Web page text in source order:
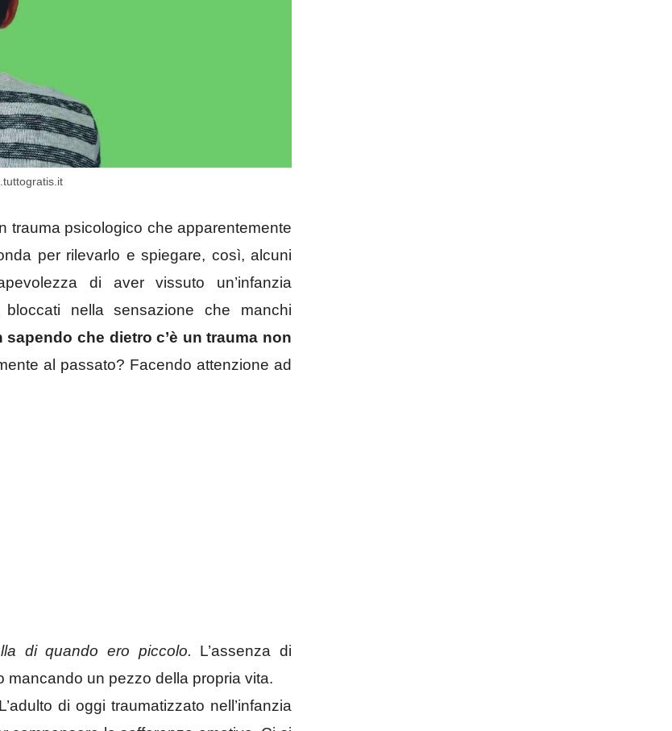
trauma psicologico che apparentemente
per rilevarlo e spiegare, così, alcuni
di aver vissuto un’infanzia
nella sensazione che manchi
che dietro c’è un trauma non
al passato? Facendo attenzione ad
di quando ero piccolo. L’assenza di
mancando un pezzo della propria vita.
di oggi traumatizzato nell’infanzia